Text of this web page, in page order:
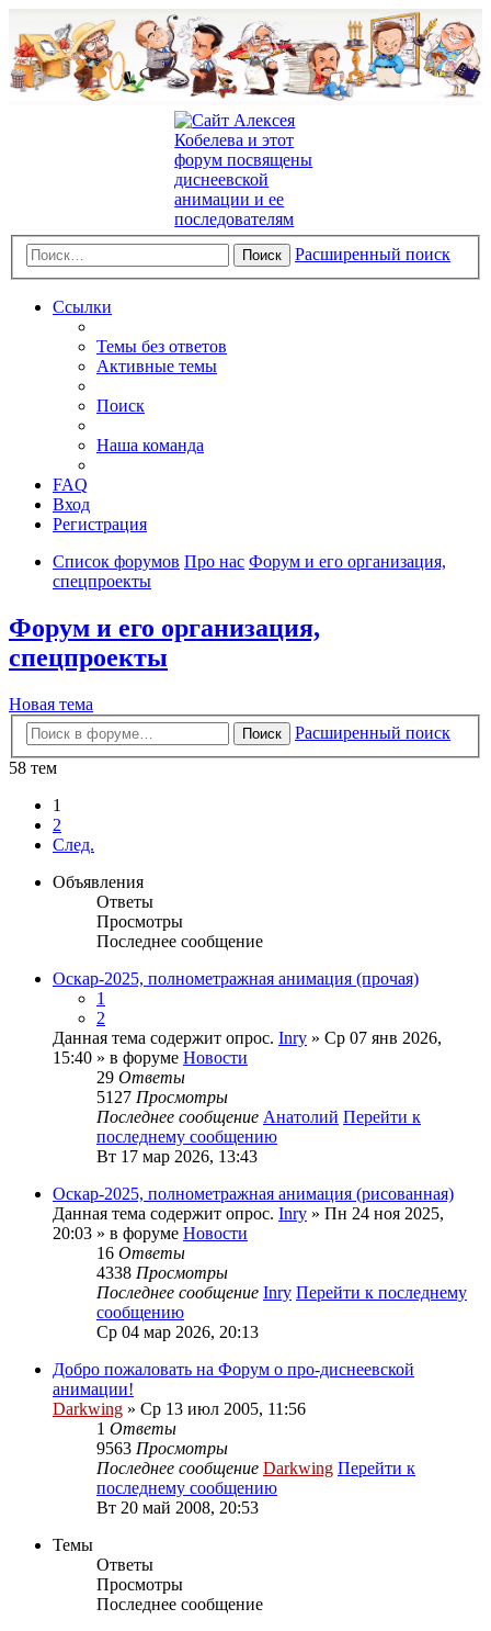
Поиск Расширенный поиск
Ссылки
Темы без ответов
Активные темы
Поиск
Наша команда
FAQ
Вход
Регистрация
Список форумов Про нас Форум и его организация,
спецпроекты
Форум и его организация,
спецпроекты
Новая тема
Поиск
Расширенный поиск
58 тем
1
2
След.
Объявления
Ответы
Просмотры
Последнее сообщение
Оскар-2025, полнометражная анимация (прочая)
1
2
Данная тема содержит опрос. Inry » Ср 07 янв 2026,
15:40 » в форуме Новости
29 Ответы
5127 Просмотры
Последнее сообщение Анатолий Перейти к
последнему сообщению
Вт 17 мар 2026, 13:43
Оскар-2025, полнометражная анимация (рисованная)
Данная тема содержит опрос. Inry » Пн 24 ноя 2025,
20:03 » в форуме Новости
16 Ответы
4338 Просмотры
Последнее сообщение Inry Перейти к последнему
сообщению
Ср 04 мар 2026, 20:13
Добро пожаловать на Форум о про-диснеевской
анимации!
Darkwing » Ср 13 июл 2005, 11:56
1 Ответы
9563 Просмотры
Последнее сообщение Darkwing Перейти к
последнему сообщению
Вт 20 май 2008, 20:53
Темы
Ответы
Просмотры
Последнее сообщение